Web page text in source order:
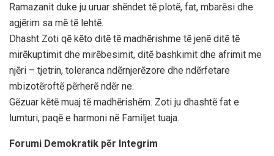
Ramazanit duke ju uruar shẽndet tẽ plotẽ, fat, mbarẽsi dhe
agjẽrim sa mẽ tẽ lehtẽ.
Dhasht Zoti qẽ kẽto ditẽ tẽ madhẽrishme tẽ jenẽ ditẽ tẽ
mirẽkuptimit dhe mirẽbesimit, ditẽ bashkimit dhe afrimit me
njẽri – tjetrin, toleranca ndẽrnjerẽzore dhe ndẽrfetare
mbizotẽroftẽ pẽrherẽ ndẽr ne.
Gẽzuar kẽtẽ muaj tẽ madhẽrishẽm. Zoti ju dhashtẽ fat e
lumturi, paqẽ e harmoni nẽ Familjet tuaja.
Forumi Demokratik pẽr Integrim